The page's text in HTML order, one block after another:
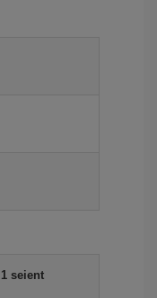
seient